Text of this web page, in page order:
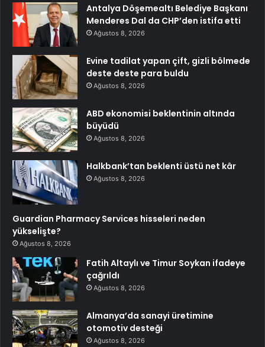
Antalya Döşemealtı Belediye Başkanı
Menderes Dal da CHP’den istifa etti
Ağustos 8, 2026
Evine tadilat yapan çift, gizli bölmede
deste deste para buldu
Ağustos 8, 2026
ABD ekonomisi beklentinin altında
büyüdü
Ağustos 8, 2026
Halkbank’tan beklenti üstü net kâr
Ağustos 8, 2026
Guardian Pharmacy Services hisseleri neden
yükselişte?
Ağustos 8, 2026
Fatih Altaylı ve Timur Soykan ifadeye
çağrıldı
Ağustos 8, 2026
Almanya’da sanayi üretimine
otomotiv desteği
Ağustos 8, 2026